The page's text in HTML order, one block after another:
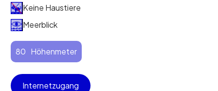
Keine Haustiere
Meerblick
80 Höhenmeter
Internetzugang